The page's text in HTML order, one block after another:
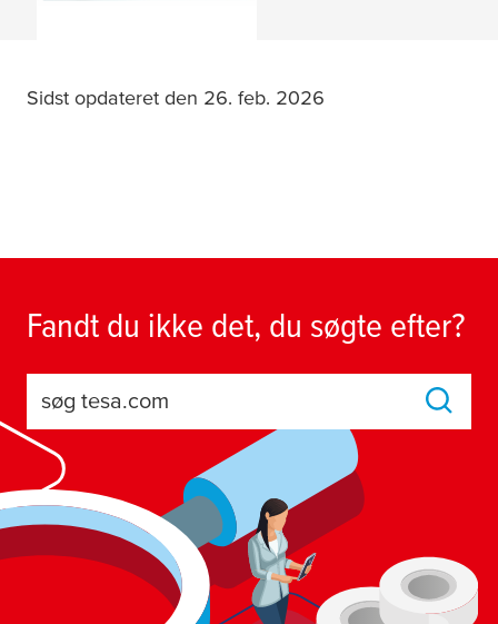
Sidst opdateret den 26. feb. 2026
Fandt du ikke det, du søgte efter?
søg tesa.com